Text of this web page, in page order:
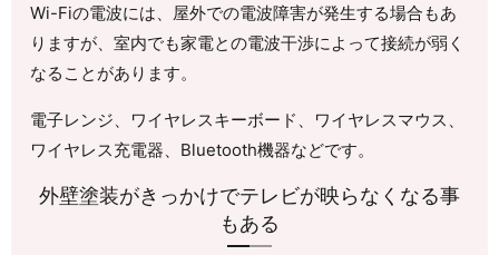
Wi-Fiの電波には、屋外での電波障害が発生する場合もあ
りますが、室内でも家電との電波干渉によって接続が弱く
なることがあります。
電子レンジ、ワイヤレスキーボード、ワイヤレスマウス、
ワイヤレス充電器、Bluetooth機器などです。
外壁塗装がきっかけでテレビが映らなくなる事
もある